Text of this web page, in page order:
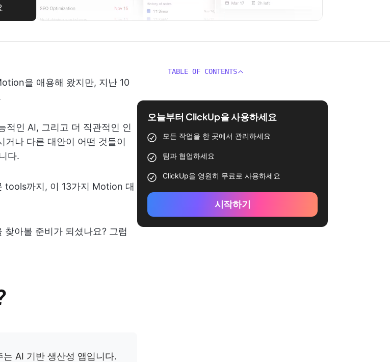
을 애용해 왔지만, 지난 10
인 AI, 그리고 더 직관적인 인
나 다른 대안이 어떤 것들이
다.
tools까지, 이 13가지 Motion 대
아볼 준비가 되셨나요? 그럼
AI 기반 생산성 앱입니다.
TABLE OF CONTENTS
오늘부터 ClickUp을 사용하세요
모든 작업을 한 곳에서 관리하세요
팀과 협업하세요
ClickUp을 영원히 무료로 사용하세요
시작하기